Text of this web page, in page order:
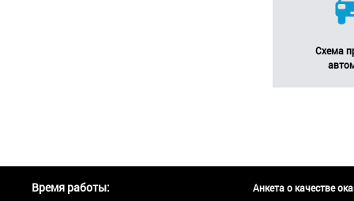
Схема
Время работы:
Анкета о качестве